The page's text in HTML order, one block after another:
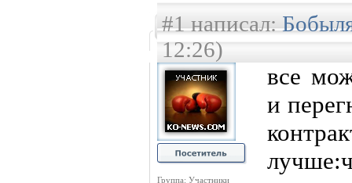
#1 написал:
12:26)
Группа: Участники
все
и